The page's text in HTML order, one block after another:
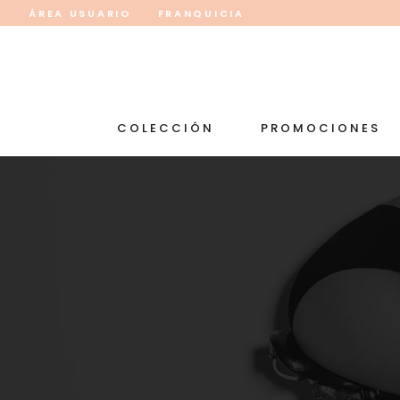
ÁREA USUARIO FRANQUICIA
COLECCIÓN PROMOCIONES